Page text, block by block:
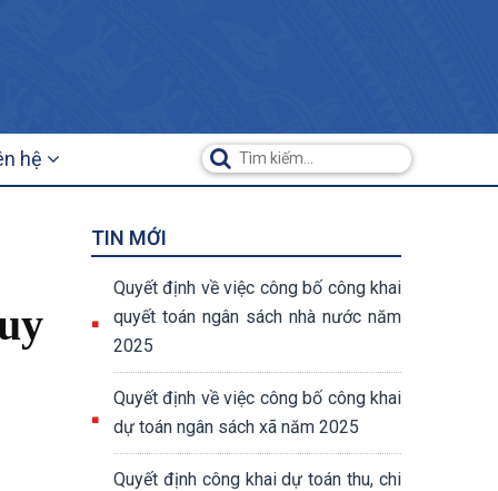
hệ
TIN MỚI
Quyết định về việc công bố công khai
quyết toán ngân sách nhà nước năm
2025
Quyết định về việc công bố công khai
dự toán ngân sách xã năm 2025
Quyết định công khai dự toán thu, chi